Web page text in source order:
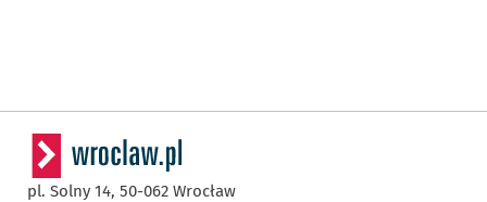
pl. Solny 14, 50-062 Wrocław